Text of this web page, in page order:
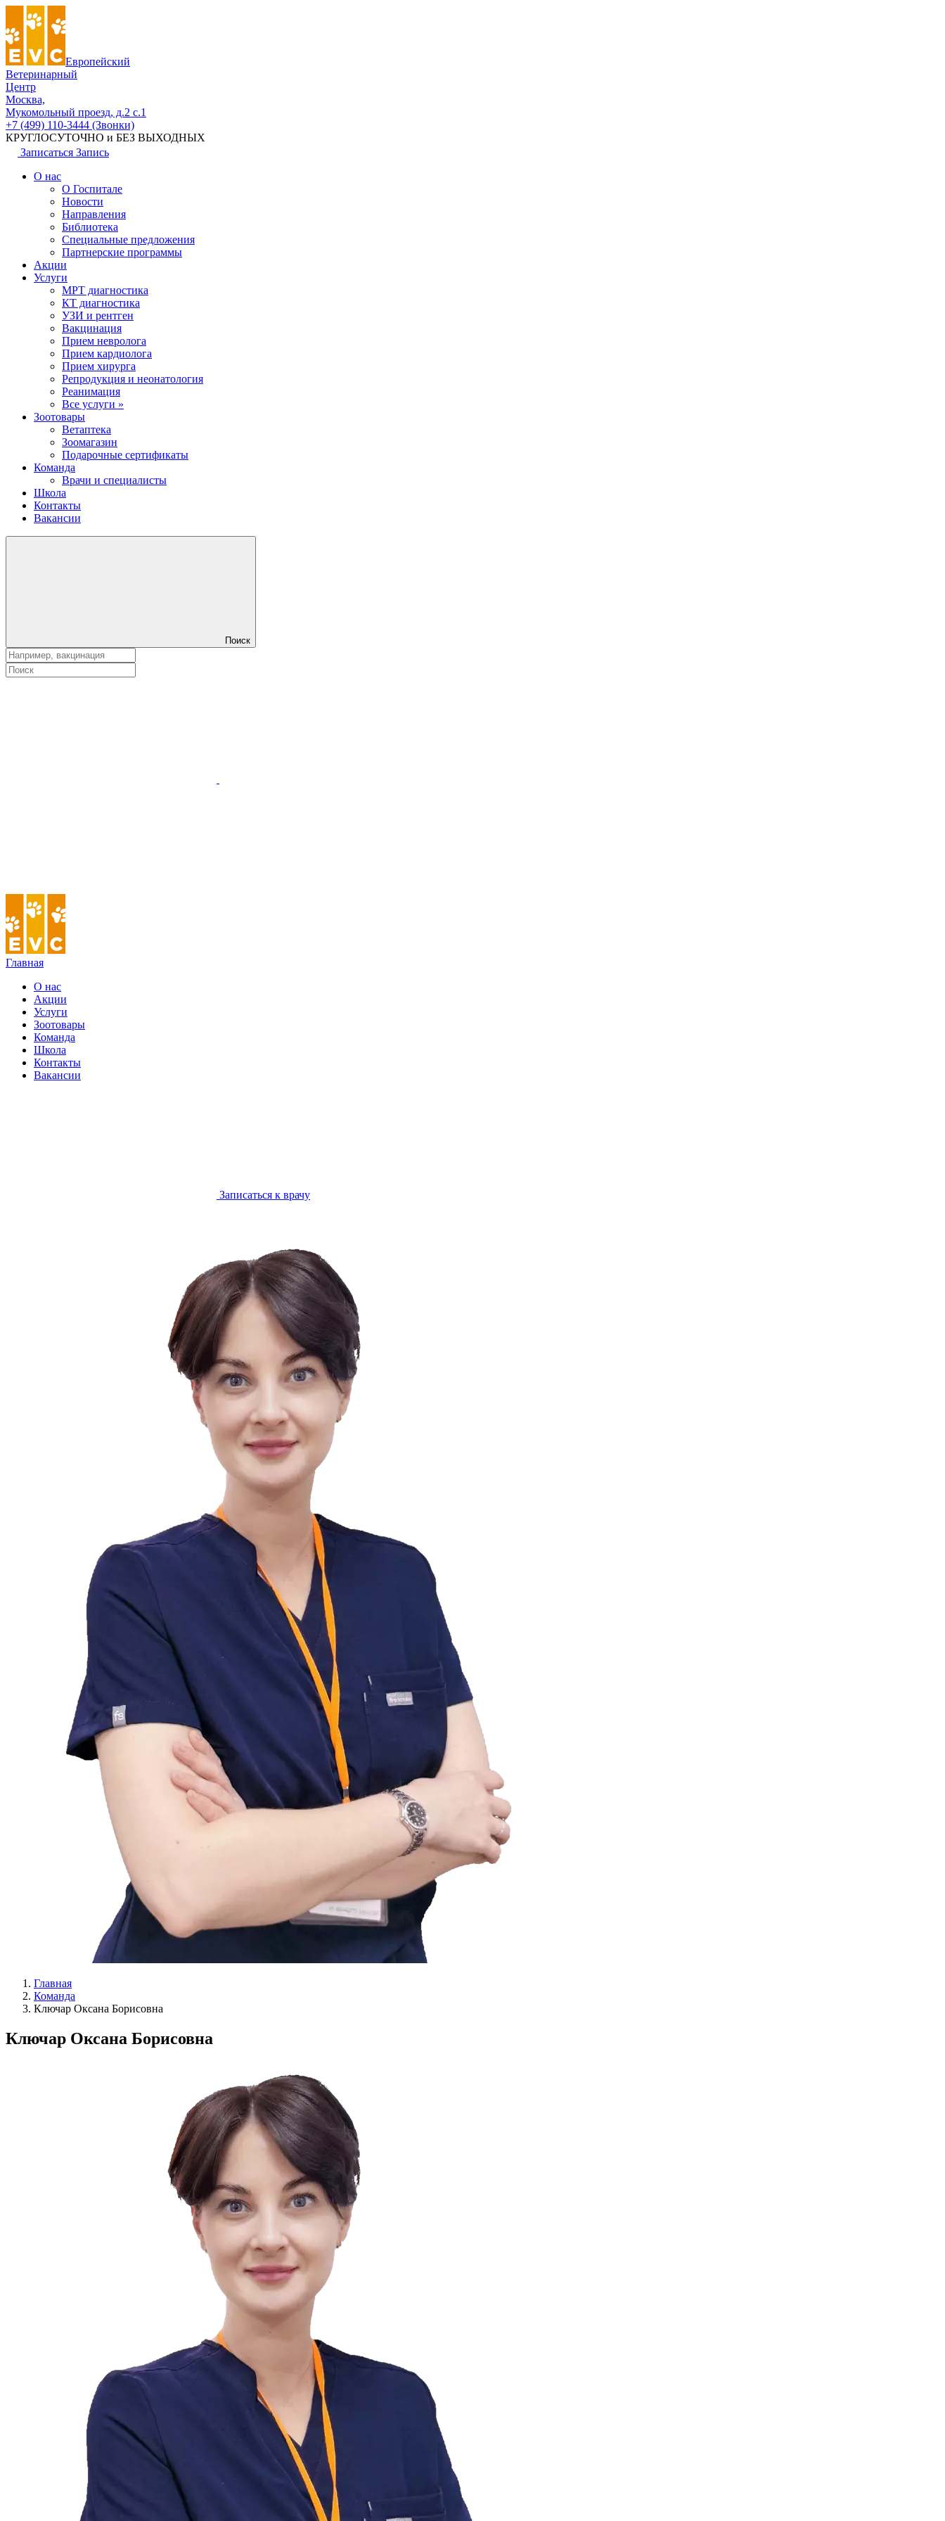
Европейский
Ветеринарный
Центр
Москва,
Мукомольный проезд, д.2 с.1
+7 (499) 110-3444 (Звонки)
КРУГЛОСУТОЧНО и БЕЗ ВЫХОДНЫХ
Записаться Запись
О нас
О Госпитале
Новости
Направления
Библиотека
Специальные предложения
Партнерские программы
Акции
Услуги
МРТ диагностика
КТ диагностика
УЗИ и рентген
Вакцинация
Прием невролога
Прием кардиолога
Прием хирурга
Репродукция и неонатология
Реанимация
Все услуги »
Зоотовары
Ветаптека
Зоомагазин
Подарочные сертификаты
Команда
Врачи и специалисты
Школа
Контакты
Вакансии
Поиск
Главная
О нас
Акции
Услуги
Зоотовары
Команда
Школа
Контакты
Вакансии
Записаться к врачу
Главная
Команда
Ключар Оксана Борисовна
Ключар Оксана Борисовна